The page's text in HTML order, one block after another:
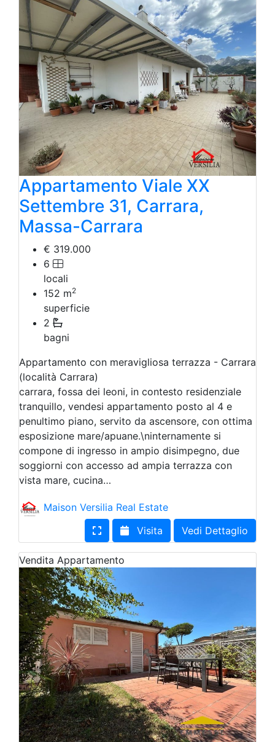
Appartamento Viale XX
Settembre 31, Carrara,
Massa-Carrara
€ 319.000
6
locali
152 m2
superficie
2
bagni
Appartamento con meravigliosa terrazza - Carrara
(località Carrara)
carrara, fossa dei leoni, in contesto residenziale
tranquillo, vendesi appartamento posto al 4 e
penultimo piano, servito da ascensore, con ottima
esposizione mare/apuane.\ninternamente si
compone di ingresso in ampio disimpegno, due
soggiorni con accesso ad ampia terrazza con
vista mare, cucina…
Maison Versilia Real Estate
Visita
Vedi Dettaglio
Vendita Appartamento